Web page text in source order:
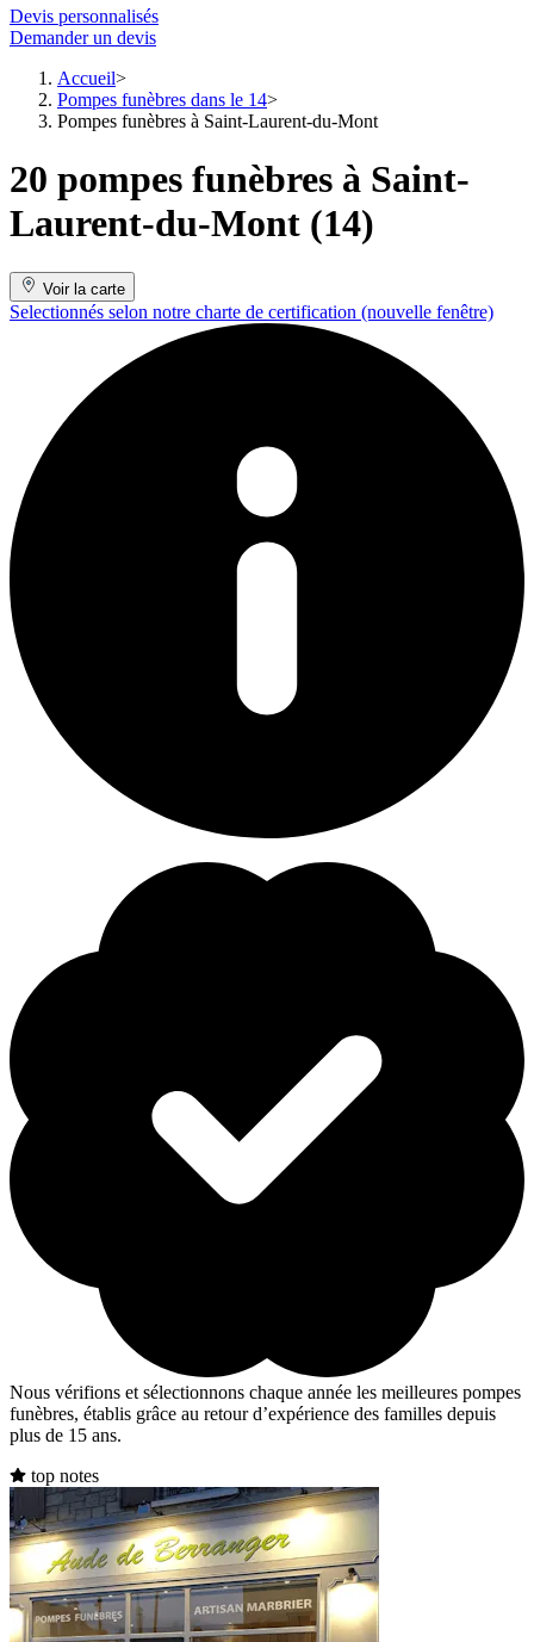
Devis personnalisés
Demander un devis
Accueil
Pompes funèbres dans le 14
Pompes funèbres à Saint-Laurent-du-Mont
20 pompes funèbres à Saint-
Laurent-du-Mont (14)
Voir la carte
Selectionnés selon notre charte de certification (nouvelle fenêtre)
Nous vérifions et sélectionnons chaque année les meilleures pompes
funèbres, établis grâce au retour d’expérience des familles depuis
plus de 15 ans.
top notes